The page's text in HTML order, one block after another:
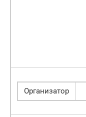
Организатор